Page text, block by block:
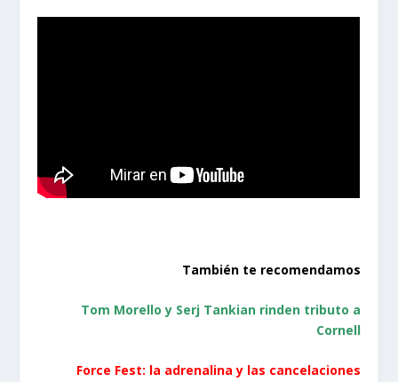
También te recomendamos
Tom Morello y Serj Tankian rinden tributo a
Cornell
Force Fest: la adrenalina y las cancelaciones